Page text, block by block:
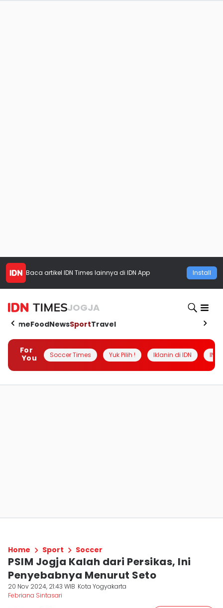
Baca artikel IDN Times lainnya di IDN App Install
JOGJA
HomeFoodNewsSportTravel
For
You
Soccer Times Yuk Pilih ! Iklanin di IDN
Home Sport Soccer
PSIM Jogja Kalah dari Persikas, Ini
Penyebabnya Menurut Seto
20 Nov 2024, 21:43 WIB Kota Yogyakarta
Febriana Sintasari